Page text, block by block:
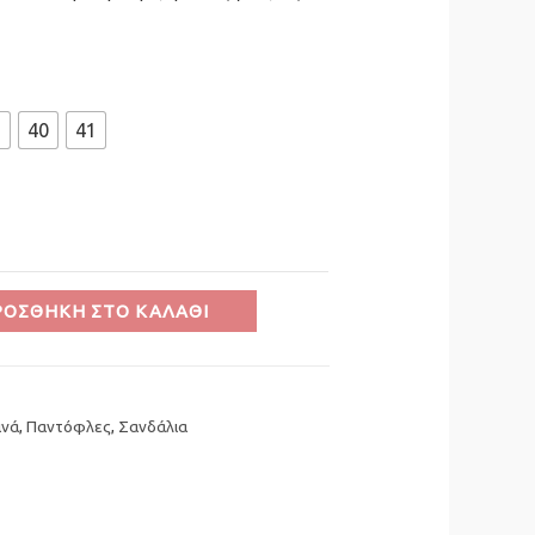
40 41
ΣΤΟ ΚΑΛΆΘΙ
, Παντόφλες, Σανδάλια